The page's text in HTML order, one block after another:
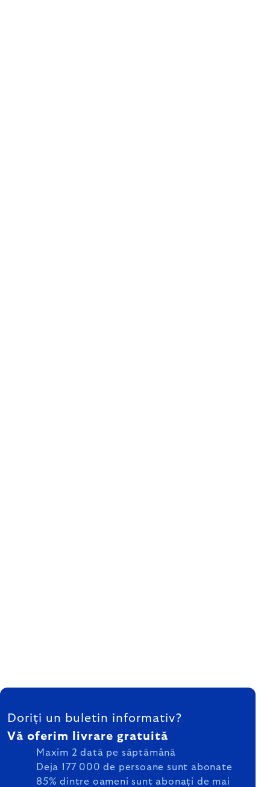
SUBSOL
Doriți un buletin informativ?
Vă oferim livrare gratuită
Maxim 2 dată pe săptămână
Deja 177 000 de persoane sunt abonate
85% dintre oameni sunt abonați de mai